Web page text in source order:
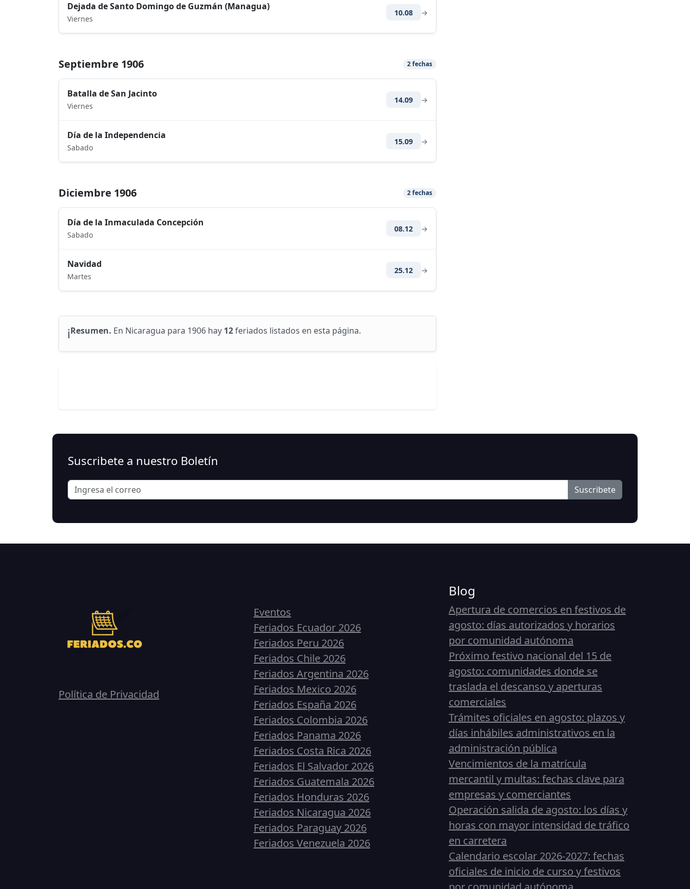
Dejada de Santo Domingo de Guzmán (Managua)
Viernes
10.08 →
Septiembre 1906 2 fechas
Batalla de San Jacinto
Viernes
14.09 →
Día de la Independencia
Sabado
15.09 →
Diciembre 1906 2 fechas
Día de la Inmaculada Concepción
Sabado
08.12 →
Navidad
Martes
25.12 →
ℹ️Resumen. En Nicaragua para 1906 hay 12feriados listados en esta página.
Suscribete a nuestro Boletín
Suscribete
Política de Privacidad
Eventos
Feriados Ecuador 2026
Feriados Peru 2026
Feriados Chile 2026
Feriados Argentina 2026
Feriados Mexico 2026
Feriados España 2026
Feriados Colombia 2026
Feriados Panama 2026
Feriados Costa Rica 2026
Feriados El Salvador 2026
Feriados Guatemala 2026
Feriados Honduras 2026
Feriados Nicaragua 2026
Feriados Paraguay 2026
Feriados Venezuela 2026
Blog
Apertura de comercios en festivos de
agosto: días autorizados y horarios
por comunidad autónoma
Próximo festivo nacional del 15 de
agosto: comunidades donde se
traslada el descanso y aperturas
comerciales
Trámites oficiales en agosto: plazos y
días inhábiles administrativos en la
administración pública
Vencimientos de la matrícula
mercantil y multas: fechas clave para
empresas y comerciantes
Operación salida de agosto: los días y
horas con mayor intensidad de tráfico
en carretera
Calendario escolar 2026-2027: fechas
oficiales de inicio de curso y festivos